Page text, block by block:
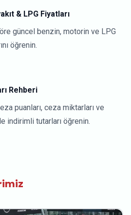
& LPG Fiyatları
güncel benzin, motorin ve LPG
öğrenin.
Rehberi
puanları, ceza miktarları ve
indirimli tutarları öğrenin.